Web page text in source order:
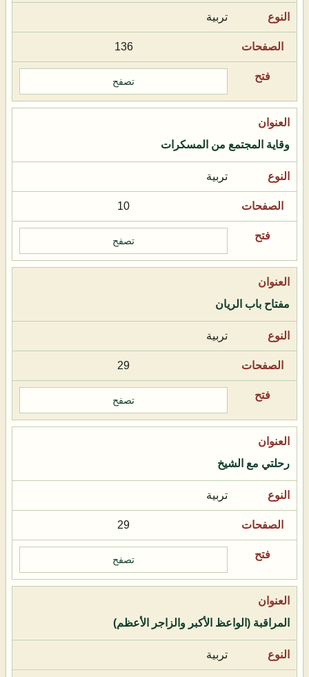
تربية
136
تصفح
وقاية المجتمع من المسكرات
تربية
10
تصفح
مفتاح باب الريان
تربية
29
تصفح
رحلتي مع الشيخ
تربية
29
تصفح
المراقبة (الواعظ الأكبر والزاجر الأعظم)
تربية